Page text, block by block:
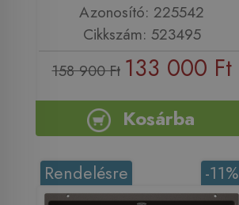
Azonosító: 225542
Cikkszám: 523495
158 900 Ft 133 000 Ft
Kosárba
-11%
Rendelésre